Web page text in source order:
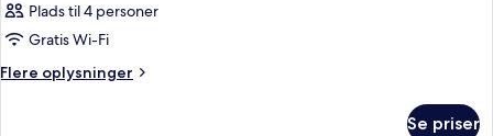
Plads til 4 personer
Gratis Wi-Fi
Flere oplysninger
Flere
Se priser